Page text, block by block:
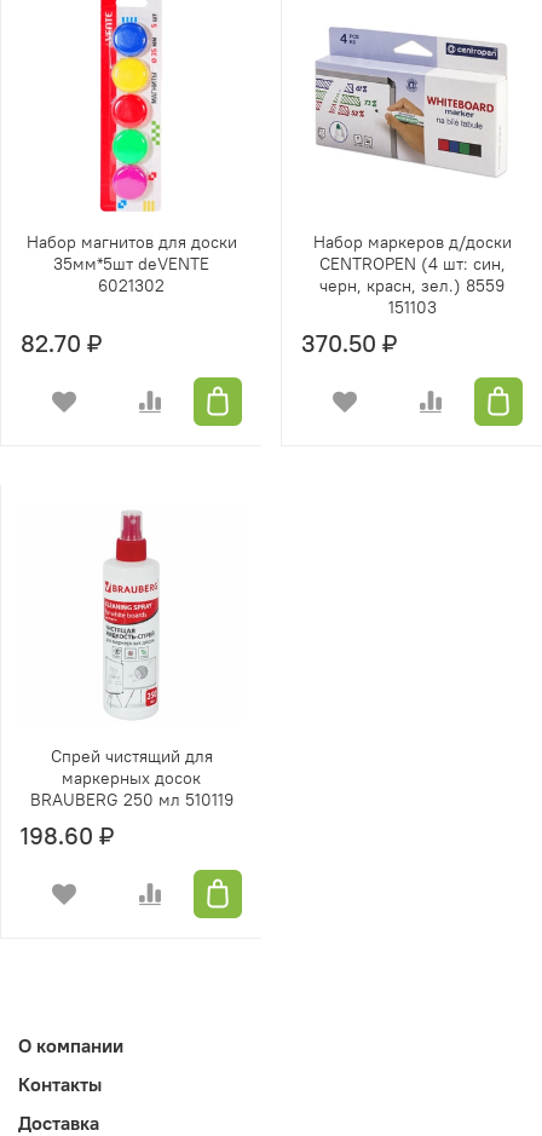
Набор магнитов для доски
35мм*5шт deVENTE
6021302
82.70 ₽
Набор маркеров д/доски
CENTROPEN (4 шт: син,
черн, красн, зел.) 8559
151103
370.50 ₽
Спрей чистящий для
маркерных досок
BRAUBERG 250 мл 510119
198.60 ₽
О компании
Контакты
Доставка